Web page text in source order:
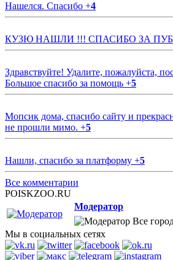
Нашелся. Спасибо +4
КУЗЮ НАШЛИ !!! СПАСИБО ЗА
Здравствуйте! Удалите, пожалуйста,
Большое спасибо за помощь +5
Мопсик дома, спасибо сайту и
не прошли мимо. +5
Нашли, спасибо за платформу +5
Все комментарии
POISKZOO.RU
Модератор
Все
Мы в социальных сетях